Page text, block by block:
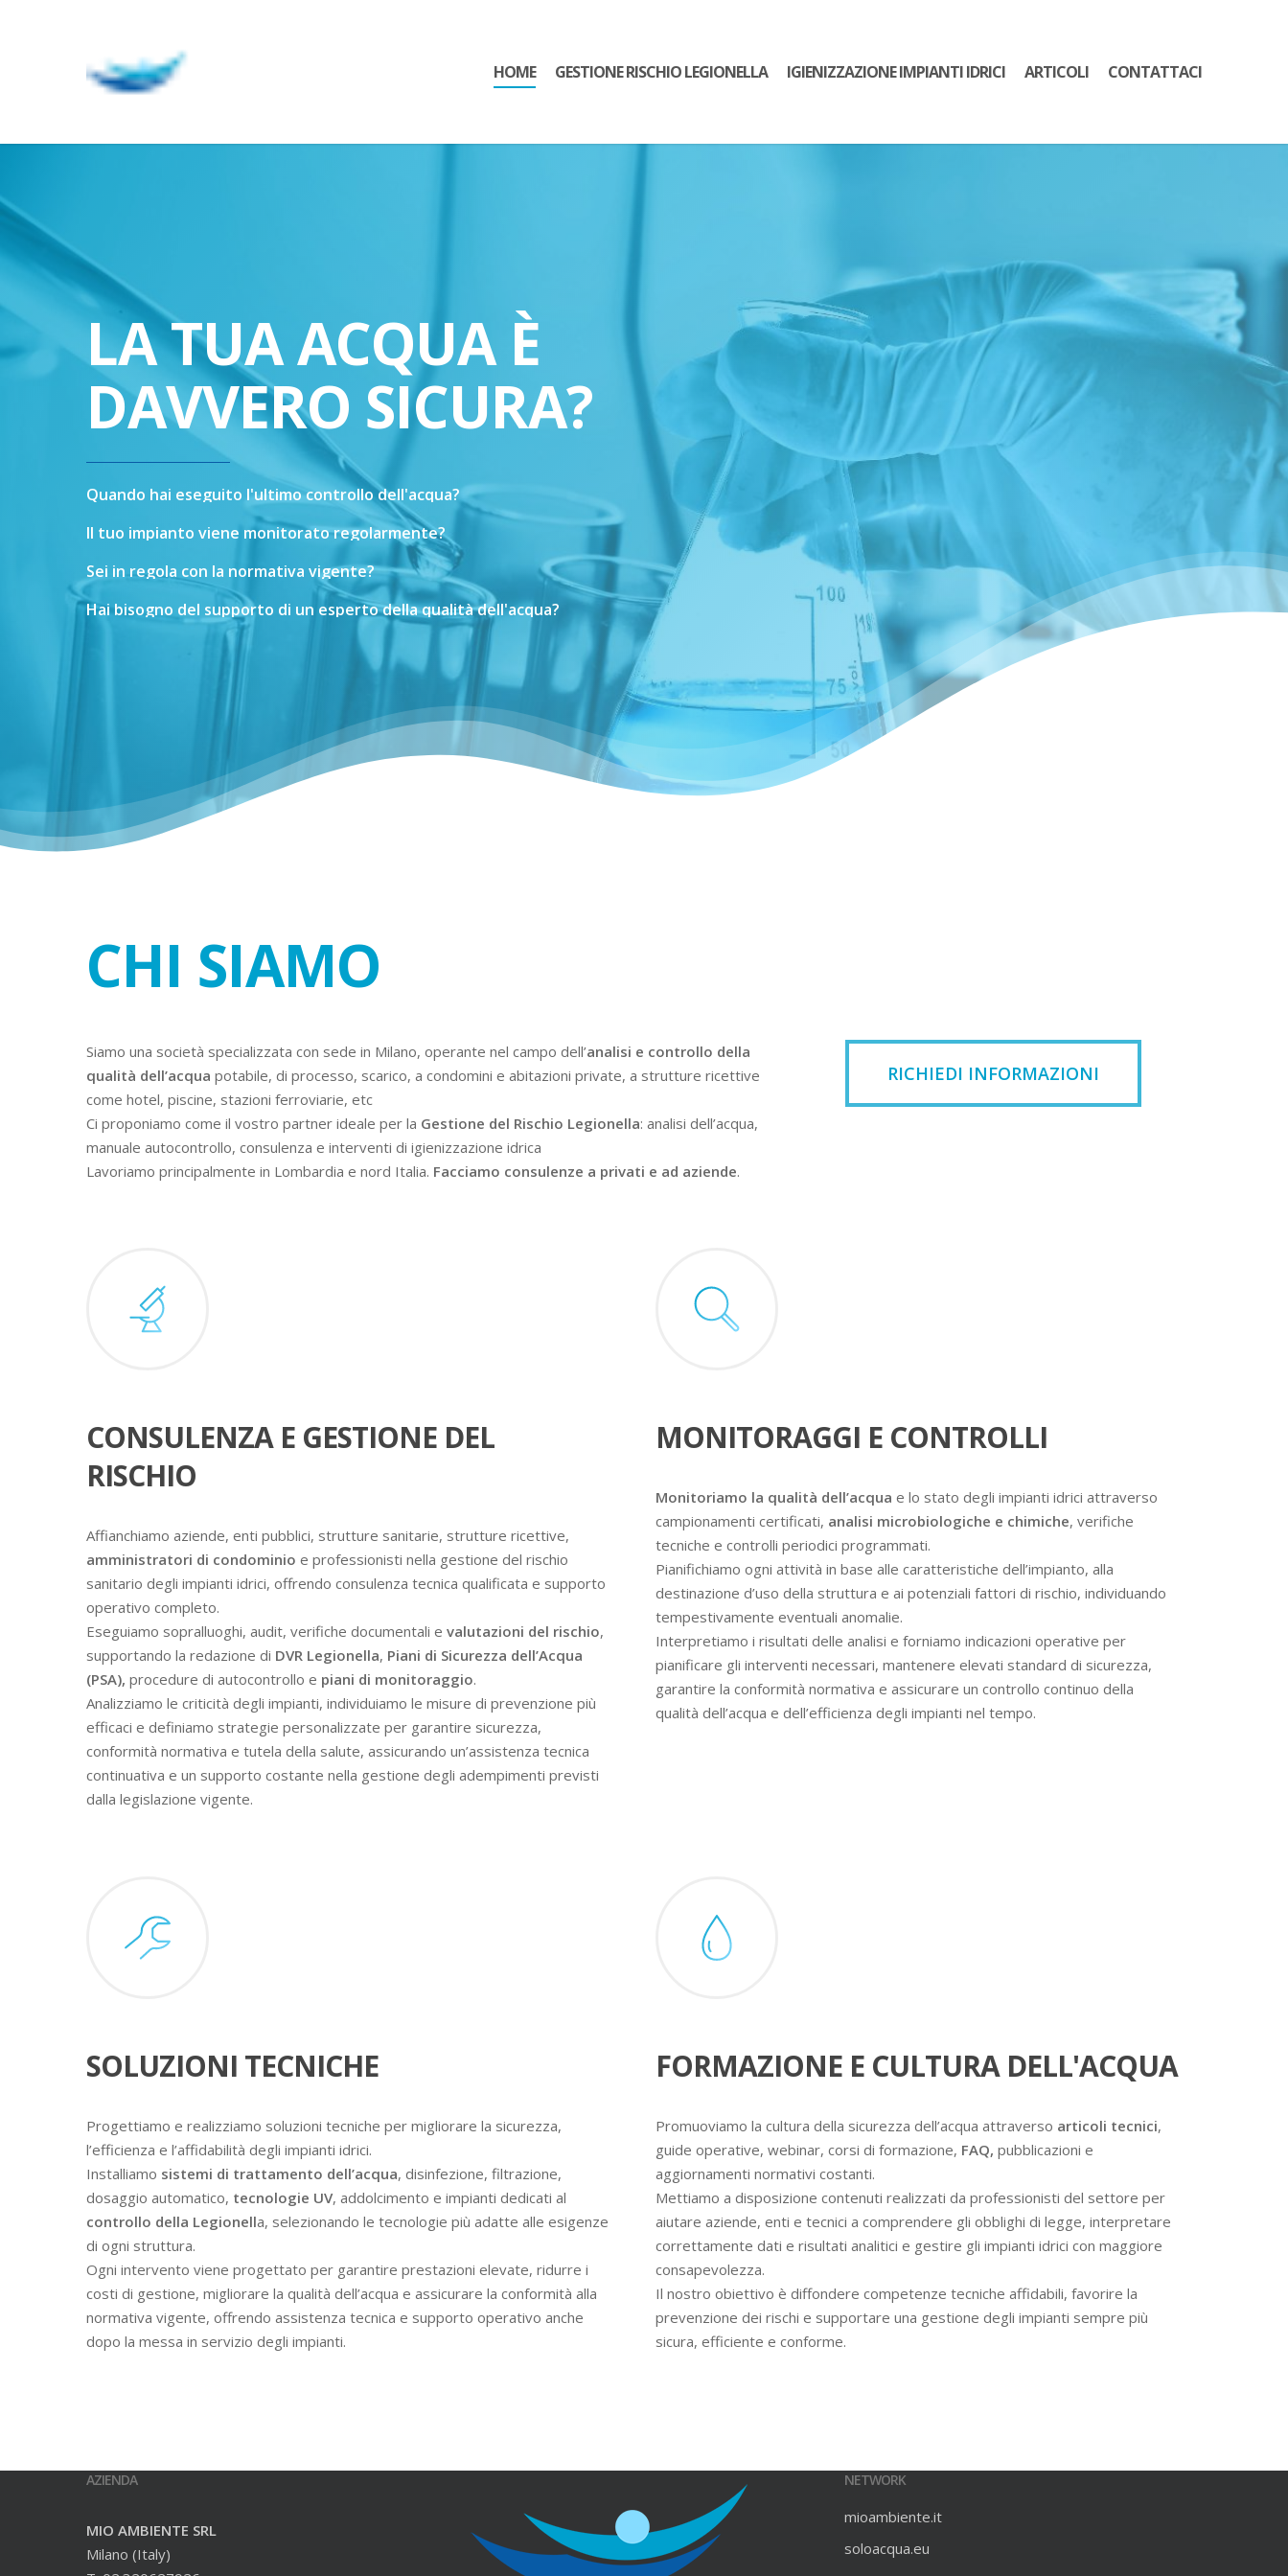
HOME GESTIONE RISCHIO LEGIONELLA IGIENIZZAZIONE IMPIANTI IDRICI ARTICOLI CONTATTACI
LA TUA ACQUA È
DAVVERO SICURA?
Quando hai eseguito l'ultimo controllo dell'acqua?
Il tuo impianto viene monitoratoregolarmente?
Sei in regola con la normativa vigente?
Hai bisogno del supporto di un espertodellaqualitàdell'acqua?
CHI SIAMO
Siamo una società specializzata con sede in Milano, operante nel campo dell’analisi e controllo della
qualità dell’acquapotabile, di processo, scarico, a condomini e abitazioni private, a strutture ricettive
come hotel, piscine, stazioni ferroviarie, etc
Ci proponiamo come il vostro partner ideale per la Gestione del Rischio Legionella: analisi dell’acqua,
manuale autocontrollo, consulenza e interventi di igienizzazione idrica
Lavoriamo principalmente in Lombardia e nord Italia. Facciamo consulenze a privati e ad aziende.
RICHIEDI INFORMAZIONI
CONSULENZA E GESTIONE DEL
RISCHIO
Affianchiamo aziende, enti pubblici, strutture sanitarie, strutture ricettive,
amministratori di condominio e professionisti nella gestione del rischio
sanitario degli impianti idrici, offrendo consulenza tecnica qualificata e supporto
operativo completo.
Eseguiamo sopralluoghi, audit, verifiche documentali evalutazioni del rischio,
supportando la redazione di DVR Legionella, Piani di Sicurezza dell’Acqua
(PSA), procedure di autocontrollo e piani di monitoraggio.
Analizziamo le criticità degli impianti, individuiamo le misure di prevenzione più
efficaci e definiamo strategie personalizzate per garantire sicurezza,
conformità normativa e tutela della salute, assicurando un’assistenza tecnica
continuativa e un supporto costante nella gestione degli adempimenti previsti
dalla legislazione vigente.
MONITORAGGI E CONTROLLI
Monitoriamo la qualità dell’acqua e lo stato degli impianti idrici attraverso
campionamenti certificati, analisi microbiologiche e chimiche, verifiche
tecniche e controlli periodici programmati.
Pianifichiamo ogni attività in base alle caratteristiche dell’impianto, alla
destinazione d’uso della struttura e ai potenziali fattori di rischio, individuando
tempestivamente eventuali anomalie.
Interpretiamo i risultati delle analisi e forniamo indicazioni operative per
pianificare gli interventi necessari, mantenere elevati standard di sicurezza,
garantire la conformità normativa e assicurare un controllo continuo della
qualità dell’acqua e dell’efficienza degli impianti nel tempo.
SOLUZIONI TECNICHE
Progettiamo e realizziamo soluzioni tecniche per migliorare la sicurezza,
l’efficienza e l’affidabilità degli impianti idrici.
Installiamo sistemi di trattamento dell’acqua, disinfezione, filtrazione,
dosaggio automatico, tecnologie UV, addolcimento e impianti dedicati al
controllo della Legionella, selezionando le tecnologie più adatte alle esigenze
di ogni struttura.
Ogni intervento viene progettato per garantire prestazioni elevate, ridurre i
costi di gestione, migliorare la qualità dell’acqua e assicurare la conformità alla
normativa vigente, offrendo assistenza tecnica e supporto operativo anche
dopo la messa in servizio degli impianti.
FORMAZIONE E CULTURA DELL'ACQUA
Promuoviamo la cultura della sicurezza dell’acqua attraverso articoli tecnici,
guide operative, webinar, corsi di formazione, FAQ, pubblicazioni e
aggiornamenti normativi costanti.
Mettiamo a disposizione contenuti realizzati da professionisti del settore per
aiutare aziende, enti e tecnici a comprendere gli obblighi di legge, interpretare
correttamente dati e risultati analitici e gestire gli impianti idrici con maggiore
consapevolezza.
Il nostro obiettivo è diffondere competenze tecniche affidabili, favorire la
prevenzione dei rischi e supportare una gestione degli impianti sempre più
sicura, efficiente e conforme.
AZIENDA
MIO AMBIENTE SRL
Milano (Italy)
NETWORK
mioambiente.it
soloacqua.eu